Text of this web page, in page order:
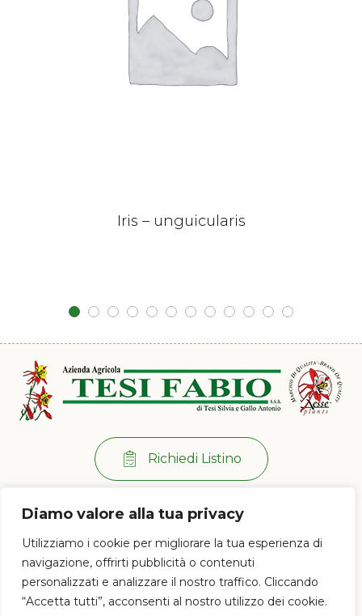
Diamo valore alla tua privacy
Utilizziamo i cookie per migliorare la tua esperienza di
navigazione, offrirti pubblicità o contenuti
personalizzati e analizzare il nostro traffico. Cliccando
“Accetta tutti”, acconsenti al nostro utilizzo dei cookie.
Iris – unguicularis
Richiedi Listino
Per info:
+39 0573 38 20 77
Via di Ramini, 129/D - 51030 Pistoia (PT)
Lun - Ven: 8:00 / 12:00 - 13:30 / 17:00
© 2023 Az. Agricola Tesi Fabio s.s.a. di Tesi Silvia e Gallo Antonio - P.IVA e